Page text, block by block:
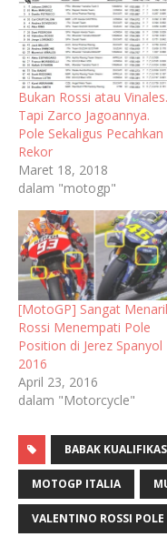
Bukan Rossi atau
Tapi Zarco Jagoannya.
Pole Sekaligus Pecahkan
Rekor
Maret 18, 2018
dalam "motogp"
[MotoGP] Sangat
Rossi Menempati Pole
Position di Jerez Spanyol
2016
April 23, 2016
dalam "Motorcycle"
BABAK
MOTOGP ITALIA
VALENTINO ROSSI